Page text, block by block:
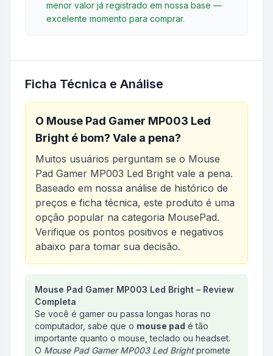
menor valor já registrado em nossa base —
excelente momento para comprar.
Ficha Técnica e Análise
O Mouse Pad Gamer MP003 Led
Bright é bom? Vale a pena?
Muitos usuários perguntam se o Mouse
Pad Gamer MP003 Led Bright vale a pena.
Baseado em nossa análise de histórico de
preços e ficha técnica, este produto é uma
opção popular na categoria MousePad.
Verifique os pontos positivos e negativos
abaixo para tomar sua decisão.
Análise do produtoMouse Pad Gamer MP003
Mouse Pad Gamer MP003 Led Bright – Review
Completa
Se você é gamer ou passa longas horas no
computador, sabe que o mouse pad é tão
importante quanto o mouse, teclado ou headset.
O Mouse Pad Gamer MP003 Led Brightpromete